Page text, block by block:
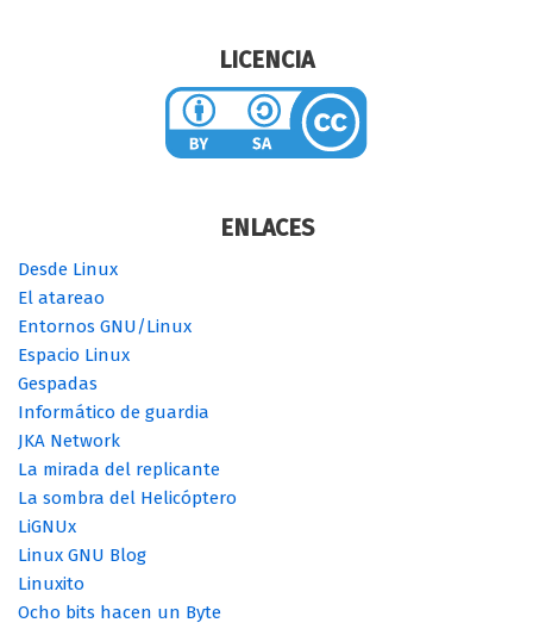
LICENCIA
ENLACES
Desde Linux
El atareao
Entornos GNU/Linux
Espacio Linux
Gespadas
Informático de guardia
JKA Network
La mirada del replicante
La sombra del Helicóptero
LiGNUx
Linux GNU Blog
Linuxito
Ocho bits hacen un Byte